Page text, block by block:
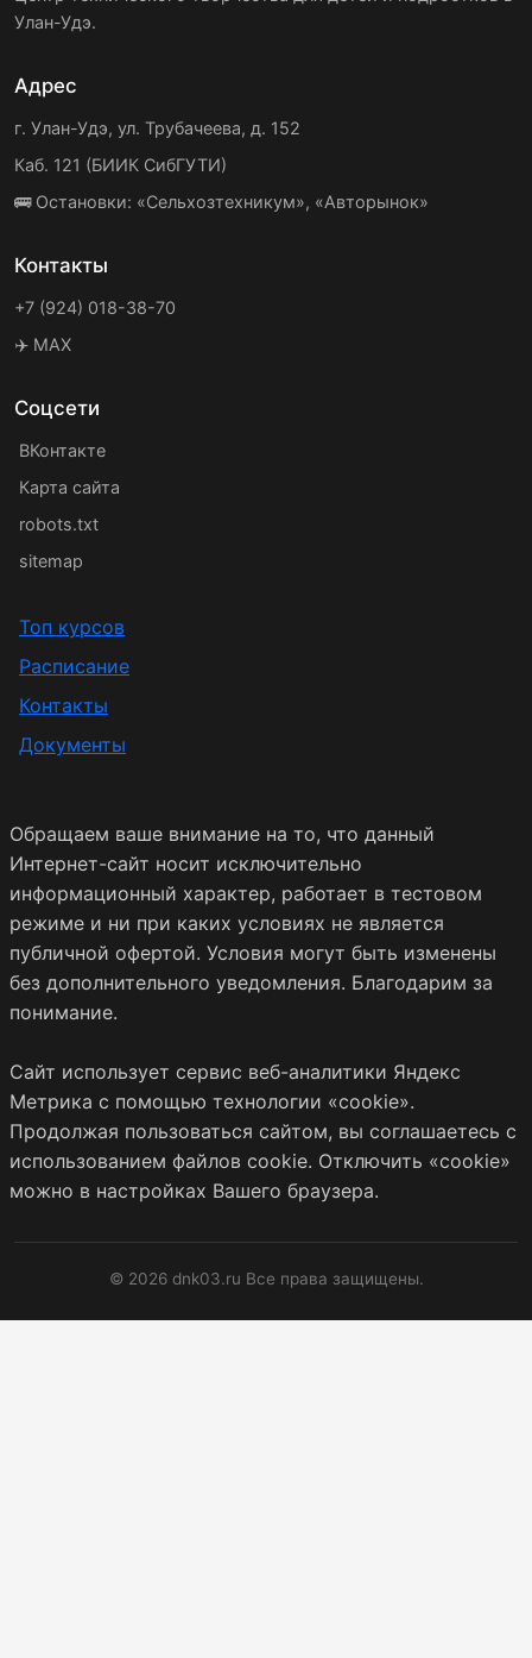
Улан-Удэ.
Адрес
г. Улан-Удэ, ул. Трубачеева, д. 152
Каб. 121 (БИИК СибГУТИ)
🚌 Остановки: «Сельхозтехникум», «Авторынок»
Контакты
+7 (924) 018-38-70
✈️ MAX
Соцсети
ВКонтакте
Карта сайта
robots.txt
sitemap
Топ курсов
Расписание
Контакты
Документы
Обращаем ваше внимание на то, что данный
Интернет-сайт носит исключительно
информационный характер, работает в тестовом
режиме и ни при каких условиях не является
публичной офертой. Условия могут быть изменены
без дополнительного уведомления. Благодарим за
понимание.
Сайт использует сервис веб-аналитики Яндекс
Метрика с помощью технологии «cookie».
Продолжая пользоваться сайтом, вы соглашаетесь с
использованием файлов cookie. Отключить «cookie»
можно в настройках Вашего браузера.
© 2026 dnk03.ru Все права защищены.